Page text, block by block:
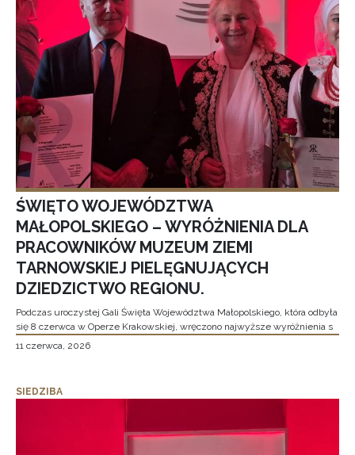
ŚWIĘTO WOJEWÓDZTWA
MAŁOPOLSKIEGO – WYRÓŻNIENIA DLA
PRACOWNIKÓW MUZEUM ZIEMI
TARNOWSKIEJ PIELĘGNUJĄCYCH
DZIEDZICTWO REGIONU.
Podczas uroczystej Gali Święta Województwa Małopolskiego, która odbyła
się 8 czerwca w Operze Krakowskiej, wręczono najwyższe wyróżnienia s
11 czerwca, 2026
SIEDZIBA